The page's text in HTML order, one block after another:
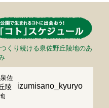
izumisano_kyuryo